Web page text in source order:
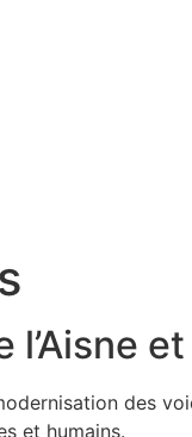
l’Aisne
des
et humains.